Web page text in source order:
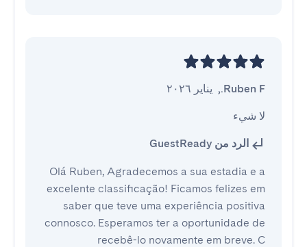
Ruben F.
, يناير ٢٠٢٦
لا شيء
الرد من GuestReady
Olá Ruben, Agradecemos a sua estadia e a
excelente classificação! Ficamos felizes em
saber que teve uma experiência positiva
connosco. Esperamos ter a oportunidade de
recebê-lo novamente em breve. C